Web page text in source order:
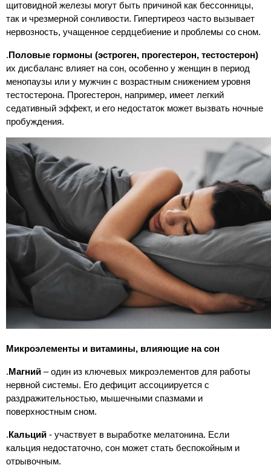
щитовидной железы могут быть причиной как бессонницы,
так и чрезмерной сонливости. Гипертиреоз часто вызывает
нервозность, учащенное сердцебиение и проблемы со сном.
. Половые гормоны (эстроген, прогестерон, тестостерон)
их дисбаланс влияет на сон, особенно у женщин в период
менопаузы или у мужчин с возрастным снижением уровня
тестостерона. Прогестерон, например, имеет легкий
седативный эффект, и его недостаток может вызвать ночные
пробуждения.
Микроэлементы и витамины, влияющие на сон
.Магний – один из ключевых микроэлементов для работы
нервной системы. Его дефицит ассоциируется с
раздражительностью, мышечными спазмами и
поверхностным сном.
. Кальций - участвует в выработке мелатонина. Если
кальция недостаточно, сон может стать беспокойным и
отрывочным.